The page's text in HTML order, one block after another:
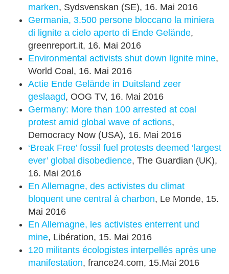
marken, Sydsvenskan (SE), 16. Mai 2016
Germania, 3.500 persone bloccano la miniera
di lignite a cielo aperto di Ende Gelände,
greenreport.it, 16. Mai 2016
Environmental activists shut down lignite mine,
World Coal, 16. Mai 2016
Actie Ende Gelände in Duitsland zeer
geslaagd, OOG TV, 16. Mai 2016
Germany: More than 100 arrested at coal
protest amid global wave of actions,
Democracy Now (USA), 16. Mai 2016
‘Break Free’ fossil fuel protests deemed ‘largest
ever’ global disobedience, The Guardian (UK),
16. Mai 2016
En Allemagne, des activistes du climat
bloquent une central à charbon, Le Monde, 15.
Mai 2016
En Allemagne, les activistes enterrent und
mine, Libération, 15. Mai 2016
120 militants écologistes interpellés après une
manifestation, france24.com, 15.Mai 2016